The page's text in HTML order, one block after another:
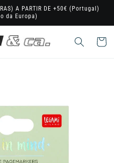
A PARTIR DE +50€ (Portugal)
da Europa)
Carrinho